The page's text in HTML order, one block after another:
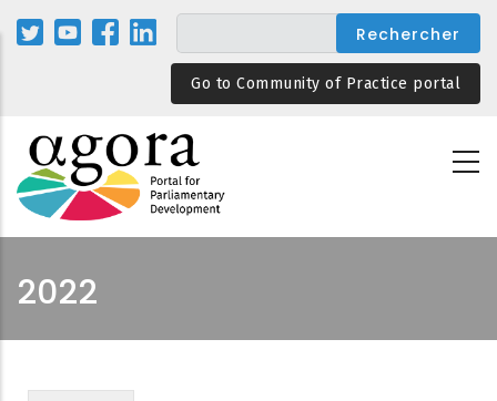
Aller
au
Go to Community of Practice portal
2022